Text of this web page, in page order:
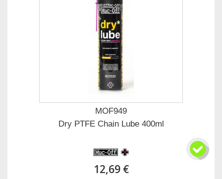
MOF949
Dry PTFE Chain Lube 400ml
12,69 €